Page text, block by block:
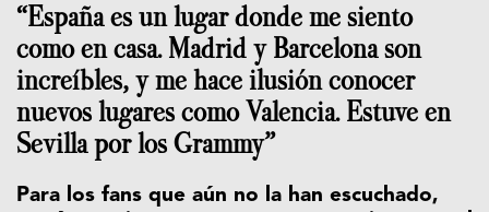
“España es un lugar donde me siento
como en casa. Madrid y Barcelona son
increíbles, y me hace ilusión conocer
nuevos lugares como Valencia. Estuve en
Sevilla por los Grammy”
Para los fans que aún no la han escuchado,